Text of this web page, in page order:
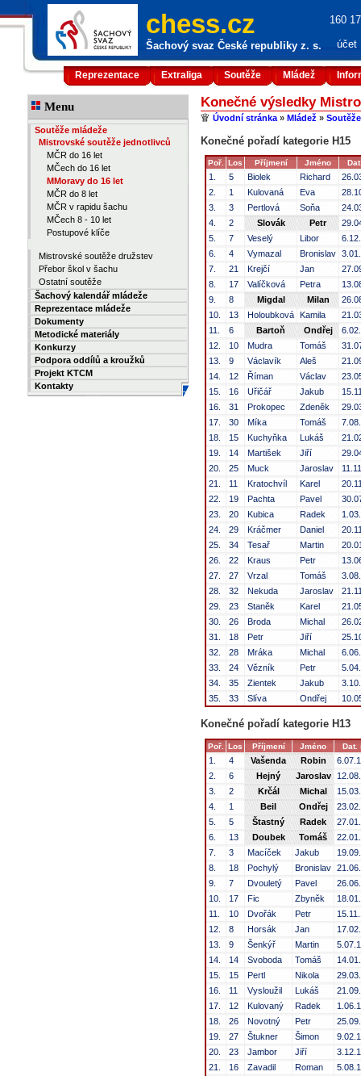
chess.cz
Šachový svaz České republiky z. s.
160
účet
Reprezentace Extraliga Soutěže Mládež
Menu
Soutěže mládeže
Mistrovské soutěže jednotlivců
MČR do 16 let
MČech do 16 let
MMoravy do 16 let
MČR do 8 let
MČR v rapidu šachu
MČech 8 - 10 let
Postupové klíče
Mistrovské soutěže družstev
Přebor škol v šachu
Ostatní soutěže
Šachový kalendář mládeže
Reprezentace mládeže
Dokumenty
Metodické materiály
Konkurzy
Podpora oddílů a kroužků
Projekt KTCM
Kontakty
Konečné výsledky
Úvodní stránka » Mládež »
Konečné pořadí kategorie H15
Poř. Los Příjmení Jméno
1. 5 Biolek Richard
2.
1 Kulovaná Eva
3.
3 Pertlová Soňa
4.
2 Slovák Petr
5.
7 Veselý Libor
6.
4 Vymazal Bronislav
7.
21 Krejčí Jan
8.
17 Valíčková Petra
9.
8 Migdal Milan
10.
13 Holoubková Kamila
11.
6 Bartoň Ondřej
12.
10 Mudra Tomáš
13.
9 Václavík Aleš
14.
12 Říman Václav
15.
16 Uřičář Jakub
16.
31 Prokopec Zdeněk
17.
30 Míka Tomáš
18.
15 Kuchyňka Lukáš
19.
14 Martišek Jiří
20.
25 Muck Jaroslav
21.
11 Kratochvíl Karel
22.
19 Pachta Pavel
23.
20 Kubica Radek
24.
29 Kráčmer Daniel
25.
34 Tesař Martin
26.
22 Kraus Petr
27.
27 Vrzal Tomáš
28.
32 Nekuda Jaroslav
29.
23 Staněk Karel
30.
26 Broda Michal
31.
18 Petr Jiří
32.
28 Mráka Michal
33.
24 Vězník Petr
34.
35 Zientek Jakub
35.
33 Slíva Ondřej
Konečné pořadí kategorie H13
Poř. Los Příjmení Jméno Dat.
1. 4 Vašenda Robin
2.
6 Hejný Jaroslav
3.
2 Krčál Michal
4.
1 Beil Ondřej
5.
5 Štastný Radek
6.
13 Doubek Tomáš
7.
3 Macíček Jakub
8.
18 Pochylý Bronislav
9.
7 Dvouletý Pavel
10.
17 Fic Zbyněk
11.
10 Dvořák Petr
12.
8 Horsák Jan
13.
9 Šenkýř Martin
14.
14 Svoboda Tomáš
15.
15 Pertl Nikola
16.
11 Vysloužil Lukáš
17.
12 Kulovaný Radek
18.
26 Novotný Petr
19.
27 Štukner Šimon
20.
23 Jambor Jiří
21.
16 Zavadil Roman